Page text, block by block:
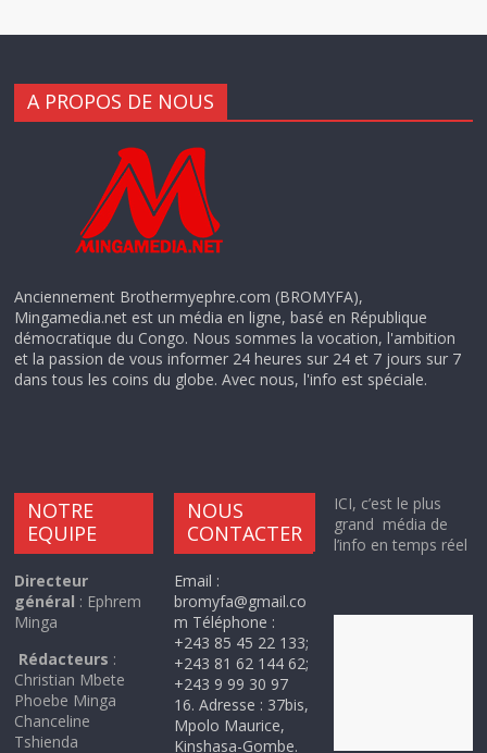
A PROPOS DE NOUS
Anciennement Brothermyephre.com (BROMYFA),
Mingamedia.net est un média en ligne, basé en République
démocratique du Congo. Nous sommes la vocation, l'ambition
et la passion de vous informer 24 heures sur 24 et 7 jours sur 7
dans tous les coins du globe. Avec nous, l'info est spéciale.
NOTRE
EQUIPE
Directeur
général : Ephrem
Minga
Rédacteurs :
Christian Mbete
Phoebe Minga
Chanceline
Tshienda
NOUS
CONTACTER
Email :
bromyfa@gmail.co
m Téléphone :
+243 85 45 22 133;
+243 81 62 144 62;
+243 9 99 30 97
16. Adresse : 37bis,
Mpolo Maurice,
Kinshasa-Gombe.
ICI, c’est le plus
grand média de
l’info en temps réel